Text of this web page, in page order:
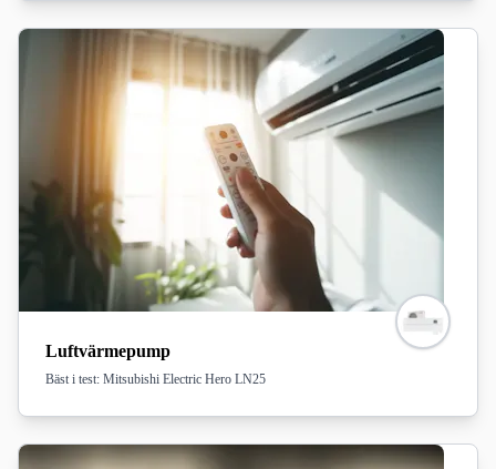
Luftvärmepump
Bäst i test: Mitsubishi Electric Hero LN25